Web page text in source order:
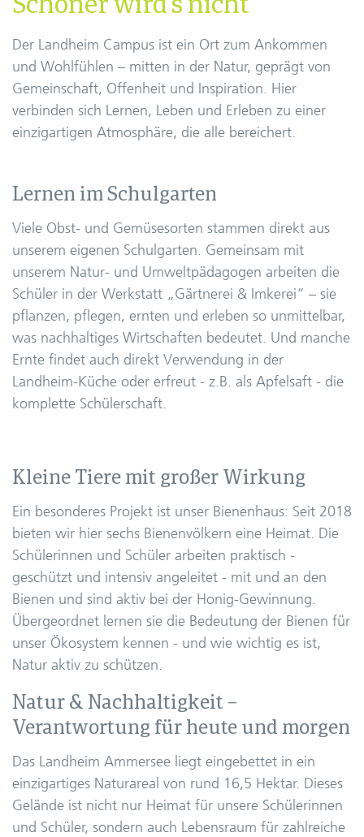
Schöner wird’s nicht
Der Landheim Campus ist ein Ort zum Ankommen
und Wohlfühlen – mitten in der Natur, geprägt von
Gemeinschaft, Offenheit und Inspiration. Hier
verbinden sich Lernen, Leben und Erleben zu einer
einzigartigen Atmosphäre, die alle bereichert.
Lernen im Schulgarten
Viele Obst- und Gemüsesorten stammen direkt aus
unserem eigenen Schulgarten. Gemeinsam mit
unserem Natur- und Umweltpädagogen arbeiten die
Schüler in der Werkstatt „Gärtnerei & Imkerei“ – sie
pflanzen, pflegen, ernten und erleben so unmittelbar,
was nachhaltiges Wirtschaften bedeutet. Und manche
Ernte findet auch direkt Verwendung in der
Landheim-Küche oder erfreut - z.B. als Apfelsaft - die
komplette Schülerschaft.
Kleine Tiere mit großer Wirkung
Ein besonderes Projekt ist unser Bienenhaus: Seit 2018
bieten wir hier sechs Bienenvölkern eine Heimat. Die
Schülerinnen und Schüler arbeiten praktisch -
geschützt und intensiv angeleitet - mit und an den
Bienen und sind aktiv bei der Honig-Gewinnung.
Übergeordnet lernen sie die Bedeutung der Bienen für
unser Ökosystem kennen - und wie wichtig es ist,
Natur aktiv zu schützen.
Natur & Nachhaltigkeit –
Verantwortung für heute und morgen
Das Landheim Ammersee liegt eingebettet in ein
einzigartiges Naturareal von rund 16,5 Hektar. Dieses
Gelände ist nicht nur Heimat für unsere Schülerinnen
und Schüler, sondern auch Lebensraum für zahlreiche